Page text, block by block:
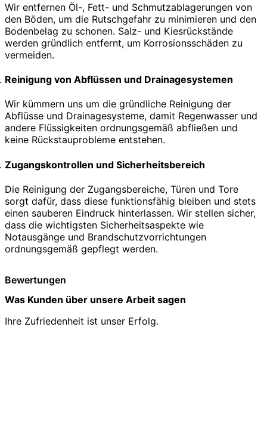
Wir entfernen Öl-, Fett- und Schmutzablagerungen von
den Böden, um die Rutschgefahr zu minimieren und den
Bodenbelag zu schonen. Salz- und Kiesrückstände
werden gründlich entfernt, um Korrosionsschäden zu
vermeiden.
Reinigung von Abflüssen und Drainagesystemen
Wir kümmern uns um die gründliche Reinigung der
Abflüsse und Drainagesysteme, damit Regenwasser und
andere Flüssigkeiten ordnungsgemäß abfließen und
keine Rückstauprobleme entstehen.
Zugangskontrollen und Sicherheitsbereich
Die Reinigung der Zugangsbereiche, Türen und Tore
sorgt dafür, dass diese funktionsfähig bleiben und stets
einen sauberen Eindruck hinterlassen. Wir stellen sicher,
dass die wichtigsten Sicherheitsaspekte wie
Notausgänge und Brandschutzvorrichtungen
ordnungsgemäß gepflegt werden.
Bewertungen
Was Kunden über unsere Arbeit sagen
Ihre Zufriedenheit ist unser Erfolg.